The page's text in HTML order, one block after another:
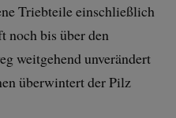
Triebteile einschließlich
noch bis über den
weitgehend unverändert
überwintert der Pilz